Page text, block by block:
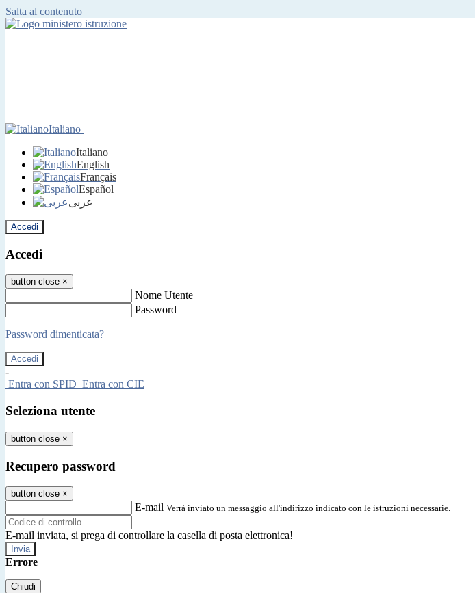
Salta al contenuto
Italiano
Italiano
English
Français
Español
عربى
Accedi
Accedi
button close ×
Nome Utente
Password
Password dimenticata?
-
Entra con SPID Entra con CIE
Seleziona utente
button close ×
Recupero password
button close ×
E-mail Verrà inviato un messaggio all'indirizzo indicato con le istruzioni necessarie.
E-mail inviata, si prega di controllare la casella di posta elettronica!
Errore
Chiudi